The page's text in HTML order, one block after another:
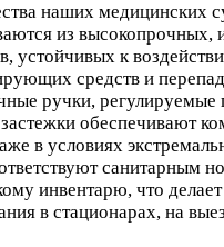
наших медицинских
из высокопрочных,
устойчивых к
средств и
ручки, регулируемые
обеспечивают
в условиях
санитарным
инвентарю, что
в стационарах, на